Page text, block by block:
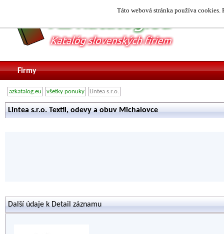
Táto webová stránka používa
Firmy
azkatalog.eu všetky ponuky Lintea s.r.o.
Lintea s.r.o. Textil, odevy a obuv Michalovce
Další údaje k Detail záznamu